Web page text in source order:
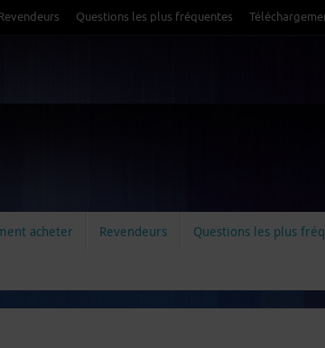
Questions les plus fréquentes
acheter Revendeurs Questions les plus